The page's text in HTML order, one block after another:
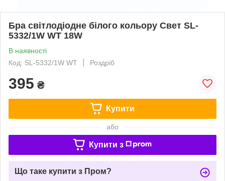
Бра світлодіодне білого кольору Свет SL-
5332/1W WT 18W
В наявності
Код: SL-5332/1W WT
Роздріб
395 ₴
Купити
або
Купити з
Що таке купити з Пром?